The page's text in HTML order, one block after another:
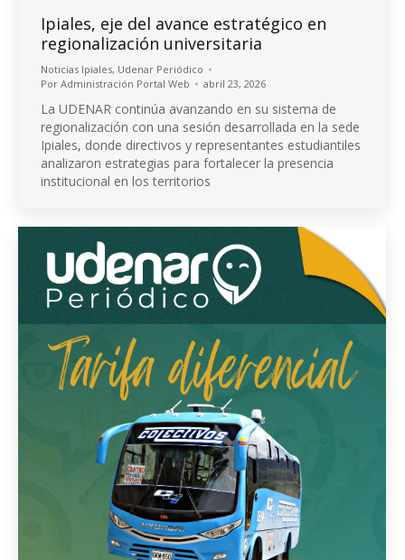
Ipiales, eje del avance estratégico en
regionalización universitaria
Noticias Ipiales, Udenar Periódico
Por Administración Portal Web abril 23, 2026
La UDENAR continúa avanzando en su sistema de
regionalización con una sesión desarrollada en la sede
Ipiales, donde directivos y representantes estudiantiles
analizaron estrategias para fortalecer la presencia
institucional en los territorios